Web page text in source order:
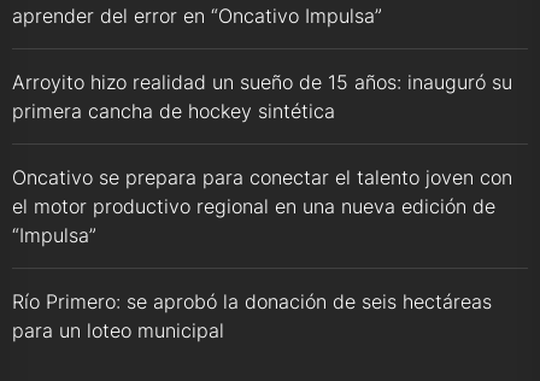
aprender del error en “Oncativo Impulsa”
Arroyito hizo realidad un sueño de 15 años: inauguró su
primera cancha de hockey sintética
Oncativo se prepara para conectar el talento joven con
el motor productivo regional en una nueva edición de
“Impulsa”
Río Primero: se aprobó la donación de seis hectáreas
para un loteo municipal